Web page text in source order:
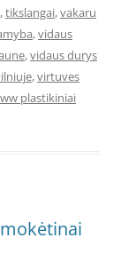
,tikslangai,vakaru
,vidaus
,vidaus durys
,virtuves
plastikiniai